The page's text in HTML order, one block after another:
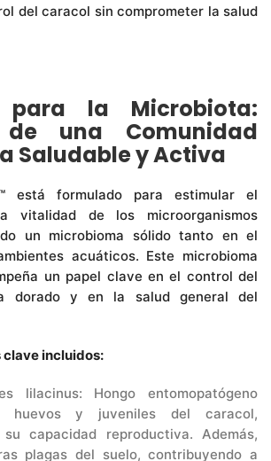
del caracol sin comprometer la salud
para la Microbiota:
de una Comunidad
Saludable y Activa
está formulado para estimular el
vitalidad de los microorganismos
un microbioma sólido tanto en el
acuáticos. Este microbioma
un papel clave en el control del
dorado y en la salud general del
incluidos:
lilacinus: Hongo entomopatógeno
huevos y juveniles del caracol,
su capacidad reproductiva. Además,
plagas del suelo, contribuyendo a